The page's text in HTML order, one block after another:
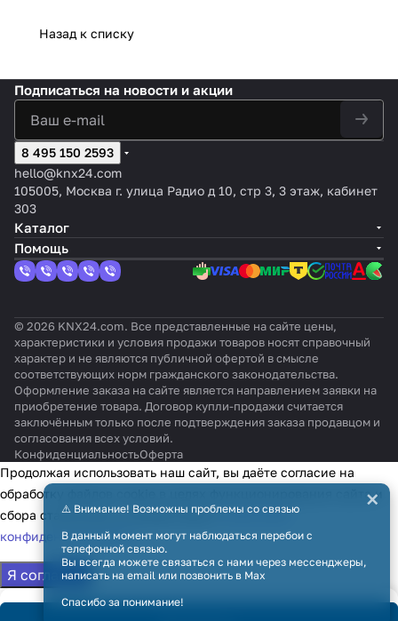
Назад к списку
Подписаться на новости и акции
8 495 150 2593
hello@knx24.com
105005, Москва г. улица Радио д 10, стр 3, 3 этаж, кабинет
303
Каталог
Помощь
© 2026 KNX24.com. Все представленные на сайте цены,
характеристики и условия продажи товаров носят справочный
характер и не являются публичной офертой в смысле
соответствующих норм гражданского законодательства.
Оформление заказа на сайте является направлением заявки на
приобретение товара. Договор купли-продажи считается
заключённым только после подтверждения заказа продавцом и
согласования всех условий.
КонфиденциальностьОферта
⚠️ Внимание! Возможны проблемы со связью
В данный момент могут наблюдаться перебои с
телефонной связью.
Вы всегда можете связаться с нами через мессенджеры,
написать на email или позвонить в Max
Спасибо за понимание!
×
Продолжая использовать наш сайт, вы даёте согласие на
обработку файлов cookie в целях функционирования сайта и
сбора статистики в соответствии сполитикой
конфиденциальности
Я согласен